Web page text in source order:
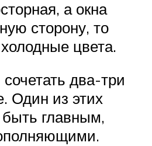
а окна
сторону, то
цвета.
два-три
Один из этих
главным,